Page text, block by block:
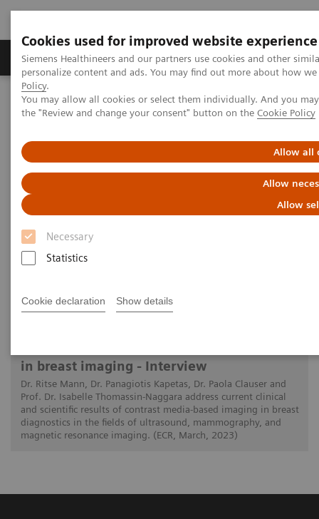
Cookies used for improved website experience
Siemens Healthineers and our partners use cookies and other
personalize content and ads. You may find out more about how
Policy.
You may allow all cookies or select them individually. And you
the "Review and change your consent" button on the Cookie Policy
Allow all
Allow
Allow
Necessary
Statistics
Cookie declaration Show details
Produits & services Domaines cliniques
Home Imagerie médicale
Mammographie
Clinical Corner
Interview
The latest on contrast media
examinations in breast imaging
- Interview
in breast imaging - Interview
Dr. Ritse Mann, Dr. Panagiotis Kapetas, Dr. Paola Clauser and
Prof. Dr. Isabelle Thomassin-Naggara address current clinical
and scientific results of contrast media-based imaging in breast
diagnostics in the fields of ultrasound, mammography, and
magnetic resonance imaging. (ECR, March, 2023)